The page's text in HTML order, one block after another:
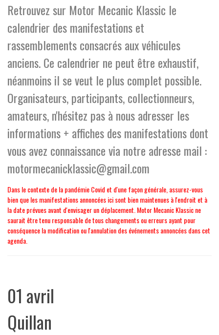
Retrouvez sur Motor Mecanic Klassic le
calendrier des manifestations et
rassemblements consacrés aux véhicules
anciens. Ce calendrier ne peut être exhaustif,
néanmoins il se veut le plus complet possible.
Organisateurs, participants, collectionneurs,
amateurs, n'hésitez pas à nous adresser les
informations + affiches des manifestations dont
vous avez connaissance via notre adresse mail :
motormecanicklassic@gmail.com
Dans le contexte de la pandémie Covid et d'une façon générale, assurez-vous
bien que les manifestations annoncées ici sont bien maintenues à l'endroit et à
la date prévues avant d'envisager un déplacement. Motor Mecanic Klassic ne
saurait être tenu responsable de tous changements ou erreurs ayant pour
conséquence la modification ou l'annulation des événements annoncées dans cet
agenda.
01 avril
Quillan